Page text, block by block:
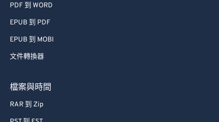
PDF 到 WORD
EPUB 到 PDF
EPUB 到 MOBI
文件轉換器
檔案與時間
RAR 到 Zip